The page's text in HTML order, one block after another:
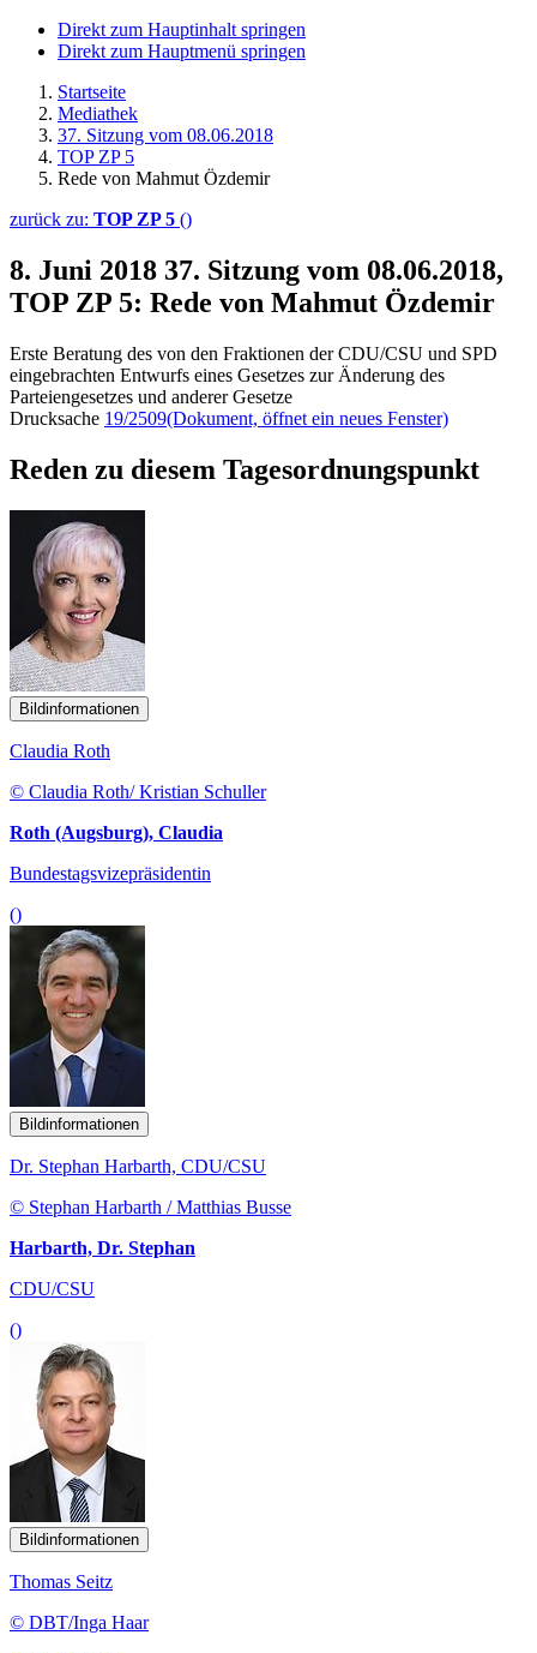
Direkt zum Hauptinhalt springen
Direkt zum Hauptmenü springen
Startseite
Mediathek
37. Sitzung vom 08.06.2018
TOP ZP 5
Rede von Mahmut Özdemir
zurück zu: TOP ZP 5 ()
8. Juni 2018 37. Sitzung vom 08.06.2018,
TOP ZP 5: Rede von Mahmut Özdemir
Erste Beratung des von den Fraktionen der CDU/CSU und SPD
eingebrachten Entwurfs eines Gesetzes zur Änderung des
Parteiengesetzes und anderer Gesetze
Drucksache 19/2509(Dokument, öffnet ein neues Fenster)
Reden zu diesem Tagesordnungspunkt
Bildinformationen
Claudia Roth
© Claudia Roth/ Kristian Schuller
Roth (Augsburg), Claudia
Bundestagsvizepräsidentin
()
Bildinformationen
Dr. Stephan Harbarth, CDU/CSU
© Stephan Harbarth / Matthias Busse
Harbarth, Dr. Stephan
CDU/CSU
()
Bildinformationen
Thomas Seitz
© DBT/Inga Haar